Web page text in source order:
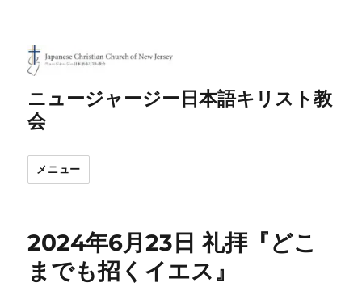
ニュージャージー日本語キリスト教
会
メニュー
2024年6月23日 礼拝『どこ
までも招くイエス』